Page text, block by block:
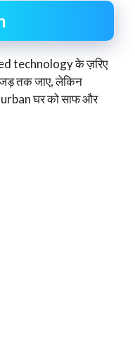
technology के ज़रिए
जड़ तक जाए, लेकिन
urban घर को साफ और